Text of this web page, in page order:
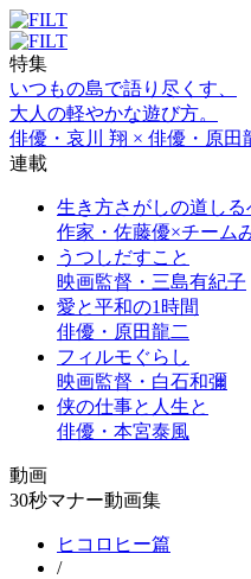
特集
いつもの島で語り尽くす、
大人の軽やかな遊び方。
俳優・哀川 翔 × 俳優・原田
連載
生き方さがしの道しる
作家・佐藤優×チーム
うつしだすこと
映画監督・三島有紀子
愛と平和の1時間
俳優・原田龍二
フィルモぐらし
映画監督・白石和彌
侠の仕事と人生と
俳優・本宮泰風
動画
30秒マナー動画集
ヒコロヒー篇
/